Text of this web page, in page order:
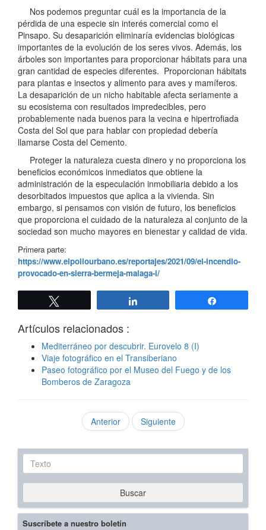
Nos podemos preguntar cuál es la importancia de la
pérdida de una especie sin interés comercial como el
Pinsapo. Su desaparición eliminaría evidencias biológicas
importantes de la evolución de los seres vivos. Además, los
árboles son importantes para proporcionar hábitats para una
gran cantidad de especies diferentes. Proporcionan hábitats
para plantas e insectos y alimento para aves y mamíferos.
La desaparición de un nicho habitable afecta seriamente a
su ecosistema con resultados impredecibles, pero
probablemente nada buenos para la vecina e hipertrofiada
Costa del Sol que para hablar con propiedad debería
llamarse Costa del Cemento.
Proteger la naturaleza cuesta dinero y no proporciona los
beneficios económicos inmediatos que obtiene la
administración de la especulación inmobiliaria debido a los
desorbitados impuestos que aplica a la vivienda. Sin
embargo, si pensamos con visión de futuro, los beneficios
que proporciona el cuidado de la naturaleza al conjunto de la
sociedad son mucho mayores en bienestar y calidad de vida.
Primera parte:
https://www.elpollourbano.es/reportajes/2021/09/el-incendio-
provocado-en-sierra-bermeja-malaga-i/
Artículos relacionados :
Mediterráneo por descubrir. Eurovelo 8 (I)
Viaje fotográfico en el Transiberiano
Paseo fotográfico por el Museo del Fuego y de los
Bomberos de Zaragoza
Anterior Siguiente
Texto
Buscar
Suscríbete a nuestro boletín